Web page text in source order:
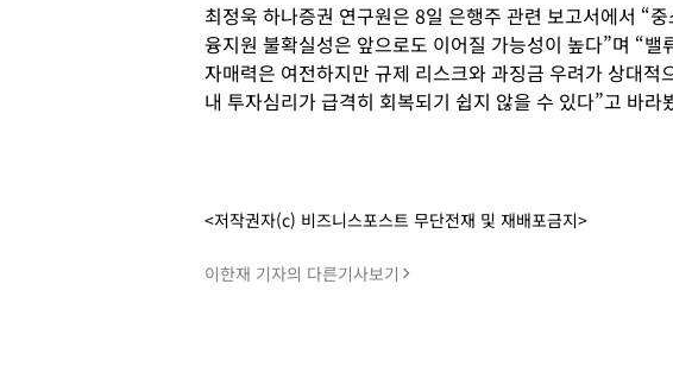
최정욱 하나증권 연구원은 8일 은행주 관련 보고서에서 “
융지원 불확실성은 앞으로도 이어질 가능성이 높다”며 “밸
자매력은 여전하지만 규제 리스크와 과징금 우려가 상대적
내 투자심리가 급격히 회복되기 쉽지 않을 수 있다”고 바라
<저작권자(c) 비즈니스포스트 무단전재 및 재배포금지>
이한재 기자의 다른기사보기